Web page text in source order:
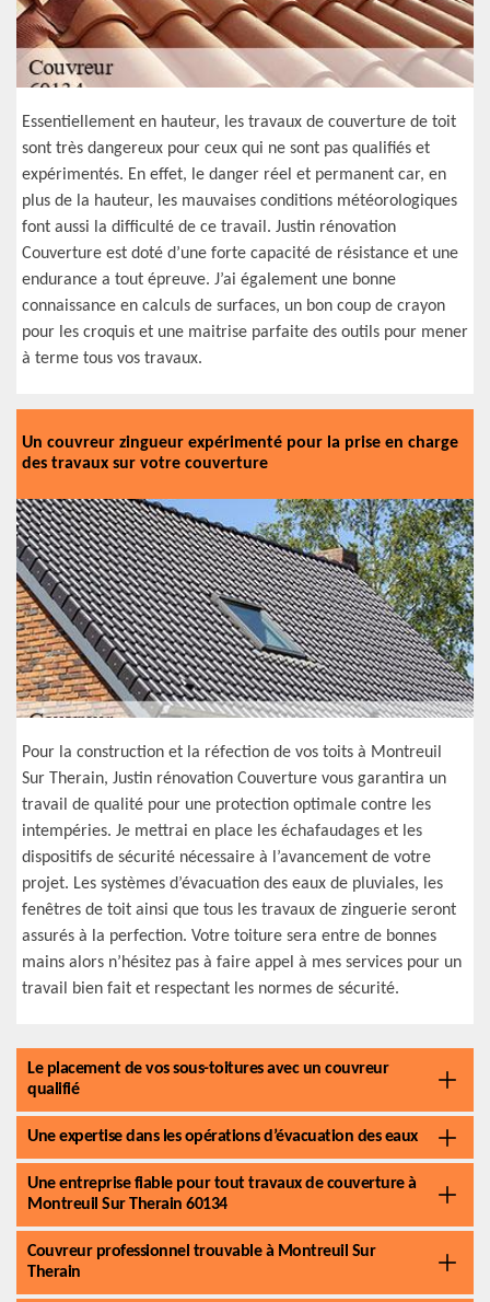
Essentiellement en hauteur, les travaux de couverture de toit
sont très dangereux pour ceux qui ne sont pas qualifiés et
expérimentés. En effet, le danger réel et permanent car, en
plus de la hauteur, les mauvaises conditions météorologiques
font aussi la difficulté de ce travail. Justin rénovation
Couverture est doté d’une forte capacité de résistance et une
endurance a tout épreuve. J’ai également une bonne
connaissance en calculs de surfaces, un bon coup de crayon
pour les croquis et une maitrise parfaite des outils pour mener
à terme tous vos travaux.
Un couvreur zingueur expérimenté pour la prise en charge
des travaux sur votre couverture
Pour la construction et la réfection de vos toits à Montreuil
Sur Therain, Justin rénovation Couverture vous garantira un
travail de qualité pour une protection optimale contre les
intempéries. Je mettrai en place les échafaudages et les
dispositifs de sécurité nécessaire à l’avancement de votre
projet. Les systèmes d’évacuation des eaux de pluviales, les
fenêtres de toit ainsi que tous les travaux de zinguerie seront
assurés à la perfection. Votre toiture sera entre de bonnes
mains alors n’hésitez pas à faire appel à mes services pour un
travail bien fait et respectant les normes de sécurité.
Le placement de vos sous-toitures avec un couvreur
qualifié
Une expertise dans les opérations d’évacuation des eaux
Une entreprise fiable pour tout travaux de couverture à
Montreuil Sur Therain 60134
Couvreur professionnel trouvable à Montreuil Sur
Therain